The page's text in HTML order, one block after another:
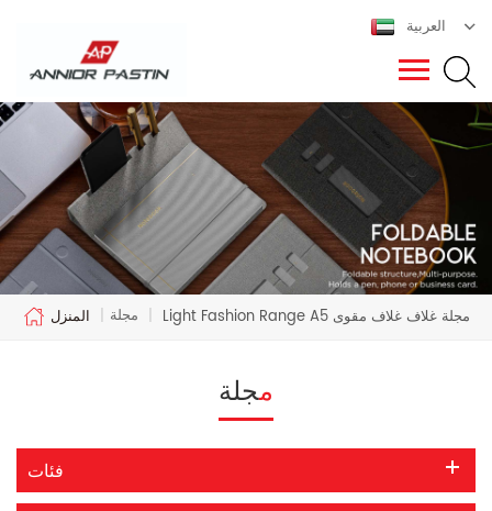
العربية
المنزل | مجلة | Light Fashion Range A5 مجلة غلاف غلاف مقوى
مجلة
فئات